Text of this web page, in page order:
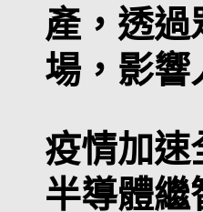
產，透
場，影響
疫情加速
半導體繼